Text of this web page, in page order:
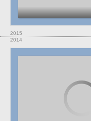
2015
2014